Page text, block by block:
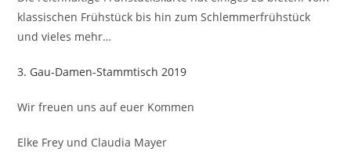
klassischen Frühstück bis hin zum Schlemmerfrühstück
und vieles mehr…
3. Gau-Damen-Stammtisch 2019
Wir freuen uns auf euer Kommen
Elke Frey und Claudia Mayer